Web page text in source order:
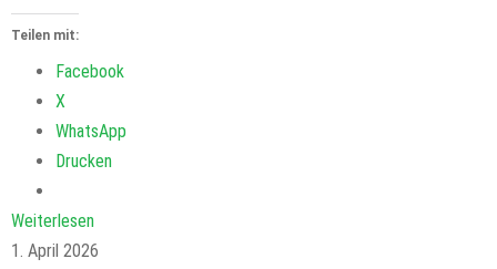
Teilen mit:
Facebook
X
WhatsApp
Drucken
Weiterlesen
1. April 2026